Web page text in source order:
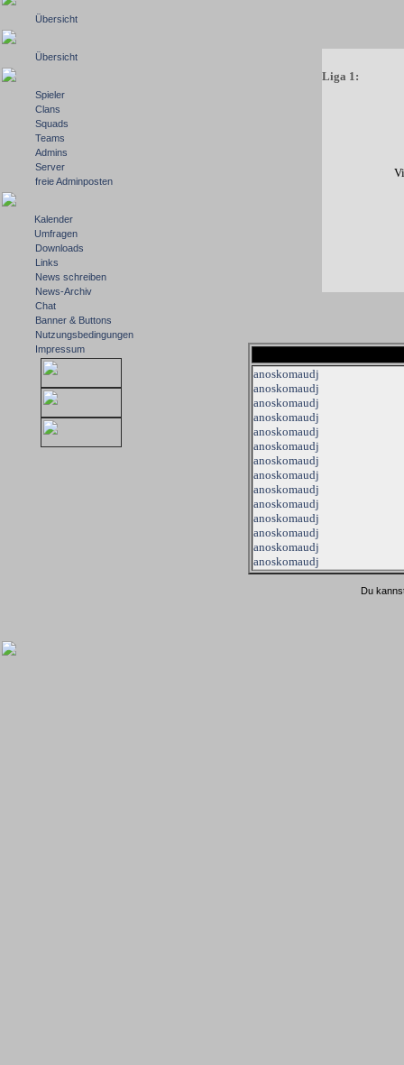
Übersicht
Übersicht
Spieler
Clans
Squads
Teams
Admins
Server
freie Adminposten
Kalender
Umfragen
Downloads
Links
News schreiben
News-Archiv
Chat
Banner & Buttons
Nutzungsbedingungen
Impressum
Liga 1:
anoskomaudj
anoskomaudj
anoskomaudj
anoskomaudj
anoskomaudj
anoskomaudj
anoskomaudj
anoskomaudj
anoskomaudj
anoskomaudj
anoskomaudj
anoskomaudj
anoskomaudj
anoskomaudj
Du